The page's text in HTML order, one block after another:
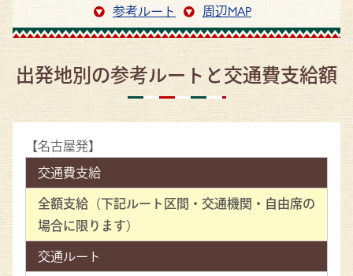
参考ルート 周辺MAP
出発地別の参考ルートと交通費支給額
【名古屋発】
交通費支給
全額支給（下記ルート区間・交通機関・自由席の
場合に限ります）
交通ルート